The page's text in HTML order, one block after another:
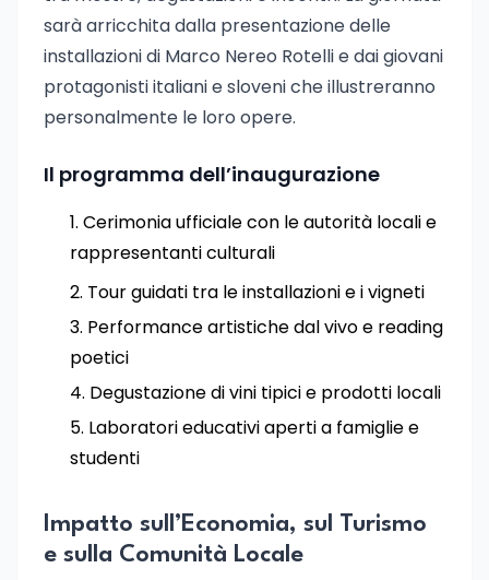
sarà arricchita dalla presentazione delle
installazioni di Marco Nereo Rotelli e dai giovani
protagonisti italiani e sloveni che illustreranno
personalmente le loro opere.
Il programma dell’inaugurazione
Cerimonia ufficiale con le autorità locali e
rappresentanti culturali
Tour guidati tra le installazioni e i vigneti
Performance artistiche dal vivo e reading
poetici
Degustazione di vini tipici e prodotti locali
Laboratori educativi aperti a famiglie e
studenti
Impatto sull’Economia, sul Turismo
e sulla Comunità Locale